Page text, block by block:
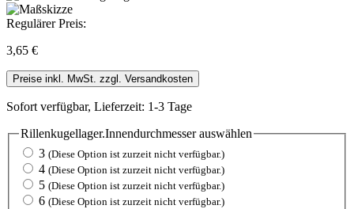
Regulärer Preis:
3,65 €
Preise inkl. MwSt. zzgl. Versandkosten
Sofort verfügbar, Lieferzeit: 1-3 Tage
Rillenkugellager.Innendurchmesserauswählen
3 (Diese Option ist zurzeit nicht verfügbar.)
4 (Diese Option ist zurzeit nicht verfügbar.)
5 (Diese Option ist zurzeit nicht verfügbar.)
6 (Diese Option ist zurzeit nicht verfügbar.)